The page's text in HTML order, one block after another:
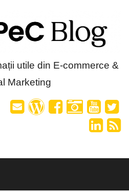
utile din E-commerce &
Marketing